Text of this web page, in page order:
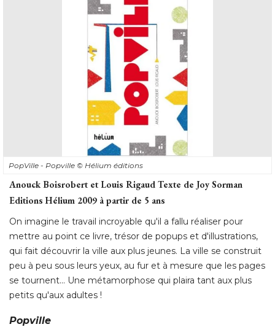
PopVille - Popville © Hélium éditions
Anouck Boisrobert et Louis Rigaud Texte de Joy Sorman
Editions Hélium 2009 à partir de 5 ans
On imagine le travail incroyable qu'il a fallu réaliser pour
mettre au point ce livre, trésor de popups et d'illustrations,
qui fait découvrir la ville aux plus jeunes. La ville se construit
peu à peu sous leurs yeux, au fur et à mesure que les pages
se tournent... Une métamorphose qui plaira tant aux plus
petits qu'aux adultes !
Popville